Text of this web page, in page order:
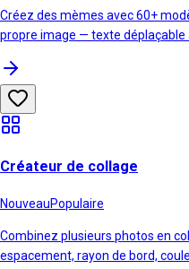
Créez des mèmes avec 60+
propre image — texte déplaçable
Créateur de collage
NouveauPopulaire
Combinez plusieurs photos en
espacement, rayon de bord,